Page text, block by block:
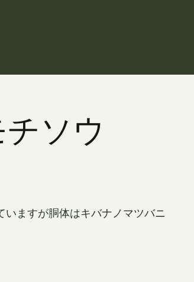
チソウ
ますが胴体はキバナノマツバニ